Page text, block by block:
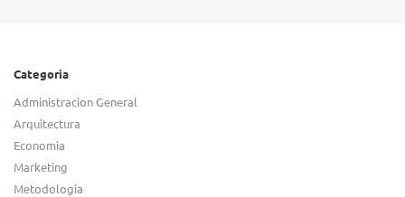
Categoria
Administracion General
Arquitectura
Economia
Marketing
Metodologia